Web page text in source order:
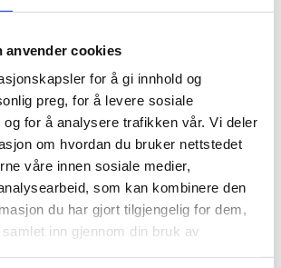
anvender cookies
for å gi innhold og
preg, for å levere sosiale
og for å analysere trafikken vår. Vi deler
om hvordan du bruker nettstedet
våre innen sosiale medier,
som kan kombinere den
du har gjort tilgjengelig for dem,
inn gjennom din bruk av
nettstedet gjennom å forstå hvordan det
brukerantall og trafikk.
for deg å navigere på nettstedet.
for systemet å kjenne igjen faste brukere for å
tjenestene.